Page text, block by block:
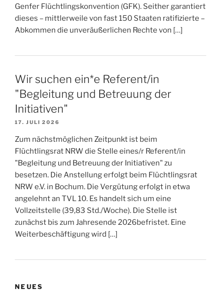
Genfer Flüchtlingskonvention (GFK). Seither garantiert
dieses – mittlerweile von fast 150 Staaten ratifizierte –
Abkommen die unveräußerlichen Rechte von […]
Wir suchen ein*e Referent/in
"Begleitung und Betreuung der
Initiativen"
17. JULI 2026
Zum nächstmöglichen Zeitpunkt ist beim
Flüchtlingsrat NRW die Stelle eines/r Referent/in
"Begleitung und Betreuung der Initiativen" zu
besetzen. Die Anstellung erfolgt beim Flüchtlingsrat
NRW e.V. in Bochum. Die Vergütung erfolgt in etwa
angelehnt an TVL 10. Es handelt sich um eine
Vollzeitstelle (39,83 Std./Woche). Die Stelle ist
zunächst bis zum Jahresende 2026befristet. Eine
Weiterbeschäftigung wird […]
NEUES